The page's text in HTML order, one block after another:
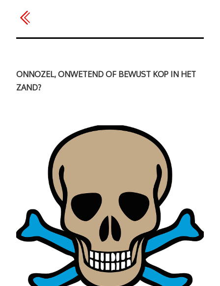
ONNOZEL, ONWETEND OF BEWUST KOP IN HET
ZAND?